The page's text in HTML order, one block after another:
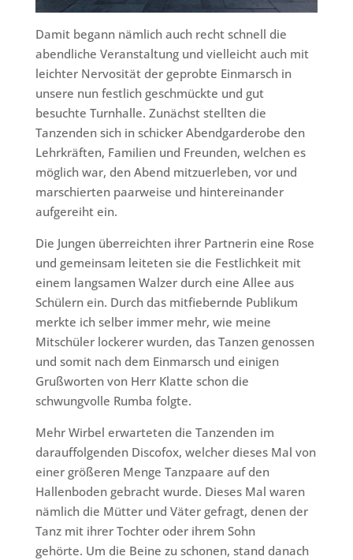
Damit begann nämlich auch recht schnell die
abendliche Veranstaltung und vielleicht auch mit
leichter Nervosität der geprobte Einmarsch in
unsere nun festlich geschmückte und gut
besuchte Turnhalle. Zunächst stellten die
Tanzenden sich in schicker Abendgarderobe den
Lehrkräften, Familien und Freunden, welchen es
möglich war, den Abend mitzuerleben, vor und
marschierten paarweise und hintereinander
aufgereiht ein.
Die Jungen überreichten ihrer Partnerin eine Rose
und gemeinsam leiteten sie die Festlichkeit mit
einem langsamen Walzer durch eine Allee aus
Schülern ein. Durch das mitfiebernde Publikum
merkte ich selber immer mehr, wie meine
Mitschüler lockerer wurden, das Tanzen genossen
und somit nach dem Einmarsch und einigen
Grußworten von Herr Klatte schon die
schwungvolle Rumba folgte.
Mehr Wirbel erwarteten die Tanzenden im
darauffolgenden Discofox, welcher dieses Mal von
einer größeren Menge Tanzpaare auf den
Hallenboden gebracht wurde. Dieses Mal waren
nämlich die Mütter und Väter gefragt, denen der
Tanz mit ihrer Tochter oder ihrem Sohn
gehörte. Um die Beine zu schonen, stand danach